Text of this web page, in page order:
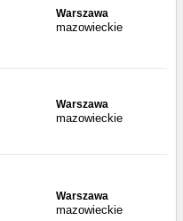
Warszawa
mazowieckie
Warszawa
mazowieckie
Warszawa
mazowieckie